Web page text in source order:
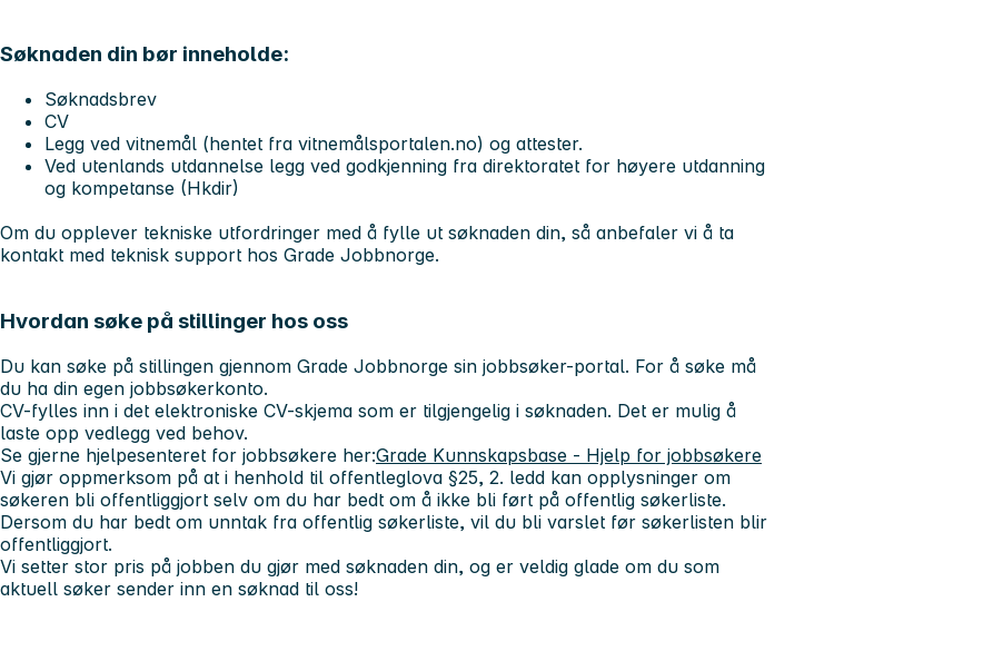
Søknaden din bør inneholde:
Søknadsbrev
CV
Legg ved vitnemål (hentet fra vitnemålsportalen.no) og attester.
Ved utenlands utdannelse legg ved godkjenning fra direktoratet for høyere utdanning
og kompetanse (Hkdir)
Om du opplever tekniske utfordringer med å fylle ut søknaden din, så anbefaler vi å ta
kontakt med teknisk support hos Grade Jobbnorge.
Hvordan søke på stillinger hos oss
Du kan søke på stillingen gjennom Grade Jobbnorge sin jobbsøker-portal. For å søke må
du ha din egen jobbsøkerkonto.
CV-fylles inn i det elektroniske CV-skjema som er tilgjengelig i søknaden. Det er mulig å
laste opp vedlegg ved behov.
Se gjerne hjelpesenteret for jobbsøkere her:Grade Kunnskapsbase - Hjelp for jobbsøkere
Vi gjør oppmerksom på at i henhold til offentleglova §25, 2. ledd kan opplysninger om
søkeren bli offentliggjort selv om du har bedt om å ikke bli ført på offentlig søkerliste.
Dersom du har bedt om unntak fra offentlig søkerliste, vil du bli varslet før søkerlisten blir
offentliggjort.
Vi setter stor pris på jobben du gjør med søknaden din, og er veldig glade om du som
aktuell søker sender inn en søknad til oss!